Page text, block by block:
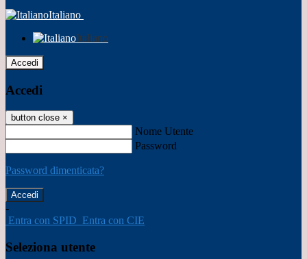
Italiano
Italiano
Accedi
Accedi
button close ×
Nome Utente
Password
Password dimenticata?
-
Entra con SPID Entra con CIE
Seleziona utente